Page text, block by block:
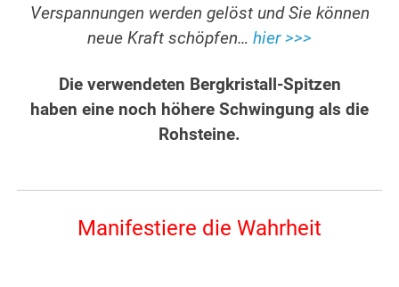
Verspannungen werden gelöst und Sie können
neue Kraft schöpfen… hier >>>
Die verwendeten Bergkristall-Spitzen
haben eine noch höhere Schwingung als die
Rohsteine.
Manifestiere die Wahrheit